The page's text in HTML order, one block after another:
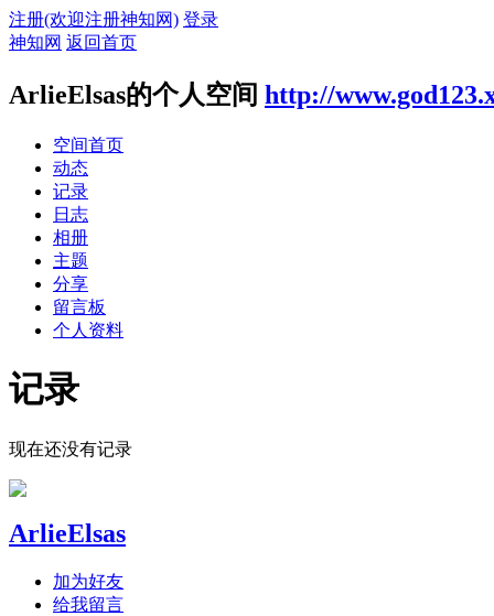
注册(欢迎注册神知网) 登录
神知网 返回首页
ArlieElsas的个人空间 http://
空间首页
动态
记录
日志
相册
主题
分享
留言板
个人资料
记录
现在还没有记录
ArlieElsas
加为好友
给我留言